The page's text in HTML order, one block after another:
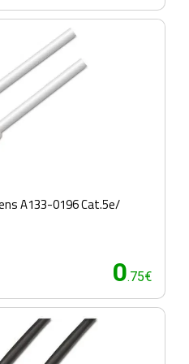
A133-0196 Cat.5e/
0.75€